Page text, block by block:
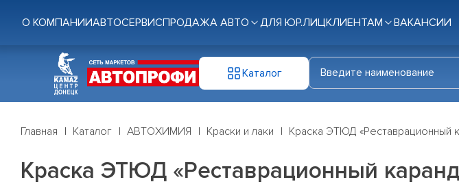
О КОМПАНИИАВТОСЕРВИСПРОДАЖА АВТО ДЛЯ ЮР.ЛИЦКЛИЕНТАМ ВАКАНСИИ
Каталог
Главная Каталог АВТОХИМИЯ Краски и лаки Краска ЭТЮД «Реставрационный
Краска ЭТЮД «Реставрационный